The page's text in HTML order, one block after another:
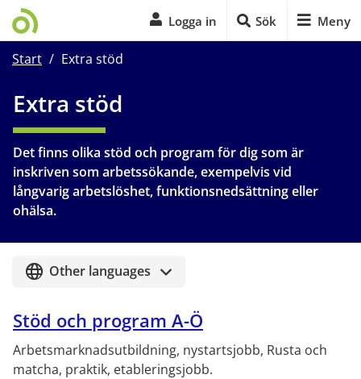
Logga in Sök Meny
Start / Extra stöd
Extra stöd
Det finns olika stöd och program för dig som är
inskriven som arbetssökande, exempelvis vid
långvarig arbetslöshet, funktionsnedsättning eller
ohälsa.
Other languages
Stöd och program A-Ö
Arbetsmarknadsutbildning, nystartsjobb, Rusta och
matcha, praktik, etableringsjobb.